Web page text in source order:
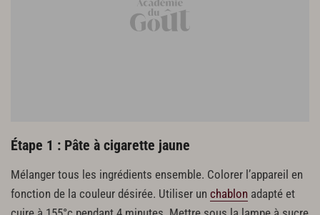
prévoir des segments de citron frais
Sorbet au citron pour billes de sorbet citron
Compotée de citron Yuzu
300 gr de sucre semoule
100 gr d’eau
Huile de Yuzu
Étape 1 : Pâte à cigarette jaune
Mélanger tous les ingrédients ensemble. Colorer l’appareil en
fonction de la couleur désirée. Utiliser un chablon adapté et